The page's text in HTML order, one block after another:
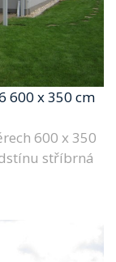
600 x 350 cm
600 x 350
stříbrná